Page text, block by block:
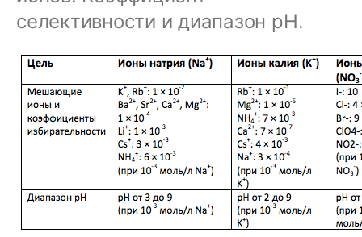
селективности и диапазон рН.